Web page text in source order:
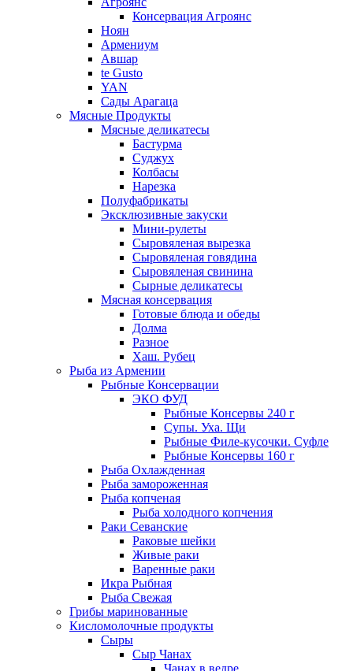
Консервация Агроянс
Ноян
Армениум
Авшар
te Gusto
YAN
Сады Арагаца
Мясные Продукты
Мясные деликатесы
Бастурма
Суджух
Колбасы
Нарезка
Полуфабрикаты
Эксклюзивные закуски
Мини-рулеты
Сыровяленая вырезка
Сыровяленая говядина
Сыровяленая свинина
Сырные деликатесы
Мясная консервация
Готовые блюда и обеды
Долма
Разное
Хаш. Рубец
Рыба из Армении
Рыбные Консервации
ЭКО ФУД
Рыбные Консервы 240 г
Супы. Уха. Щи
Рыбные Филе-кусочки. Суфле
Рыбные Консервы 160 г
Рыба Охлажденная
Рыба замороженная
Рыба копченая
Рыба холодного копчения
Раки Севанские
Раковые шейки
Живые раки
Варенные раки
Икра Рыбная
Рыба Свежая
Грибы маринованные
Кисломолочные продукты
Сыры
Сыр Чанах
Чанах в ведре